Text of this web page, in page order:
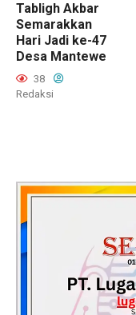
Tabligh Akbar
Semarakkan
Hari Jadi ke-47
Desa Mantewe
38
Redaksi